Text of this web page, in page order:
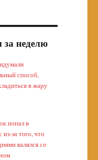
неделю
способ,
в жару
попал в
из-за того, что
валялся со